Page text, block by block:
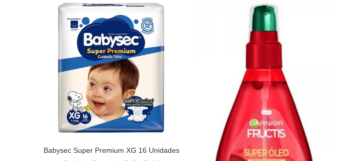
READ MORE
Babysec Super Premium XG 16 Unidades